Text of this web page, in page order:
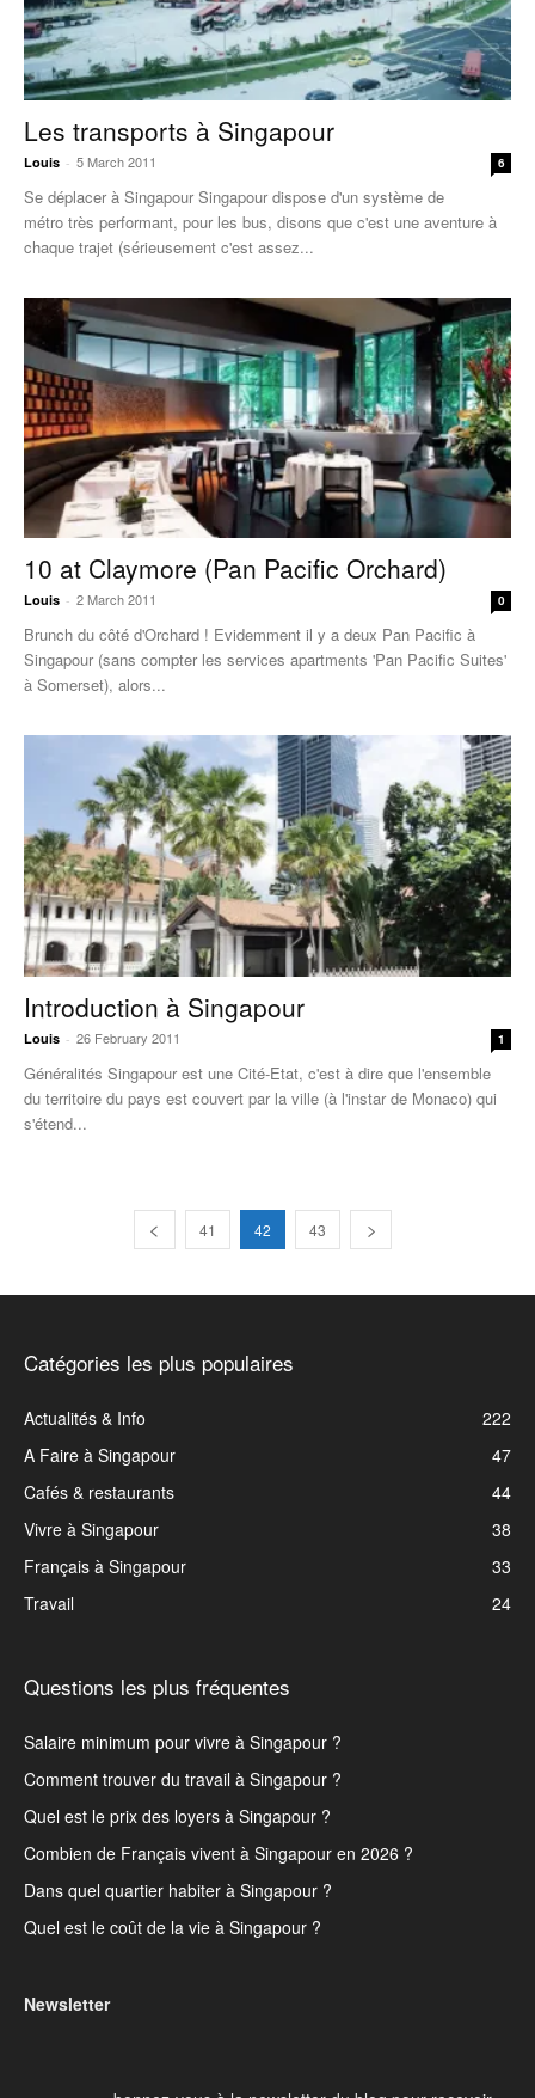
Les transports à Singapour
Louis - 5 March 2011 6
Se déplacer à Singapour Singapour dispose d'un système de
métro très performant, pour les bus, disons que c'est une aventure à
chaque trajet (sérieusement c'est assez...
10 at Claymore (Pan Pacific Orchard)
Louis - 2 March 2011 0
Brunch du côté d'Orchard ! Evidemment il y a deux Pan Pacific à
Singapour (sans compter les services apartments 'Pan Pacific Suites'
à Somerset), alors...
Introduction à Singapour
Louis - 26 February 2011 1
Généralités Singapour est une Cité-Etat, c'est à dire que l'ensemble
du territoire du pays est couvert par la ville (à l'instar de Monaco) qui
s'étend...
41 42 43
Catégories les plus populaires
Actualités & Info
222
A Faire à Singapour
47
Cafés & restaurants
44
Vivre à Singapour
38
Français à Singapour
33
Travail
24
Questions les plus fréquentes
Salaire minimum pour vivre à Singapour ?
Comment trouver du travail à Singapour ?
Quel est le prix des loyers à Singapour ?
Combien de Français vivent à Singapour en 2026 ?
Dans quel quartier habiter à Singapour ?
Quel est le coût de la vie à Singapour ?
Newsletter